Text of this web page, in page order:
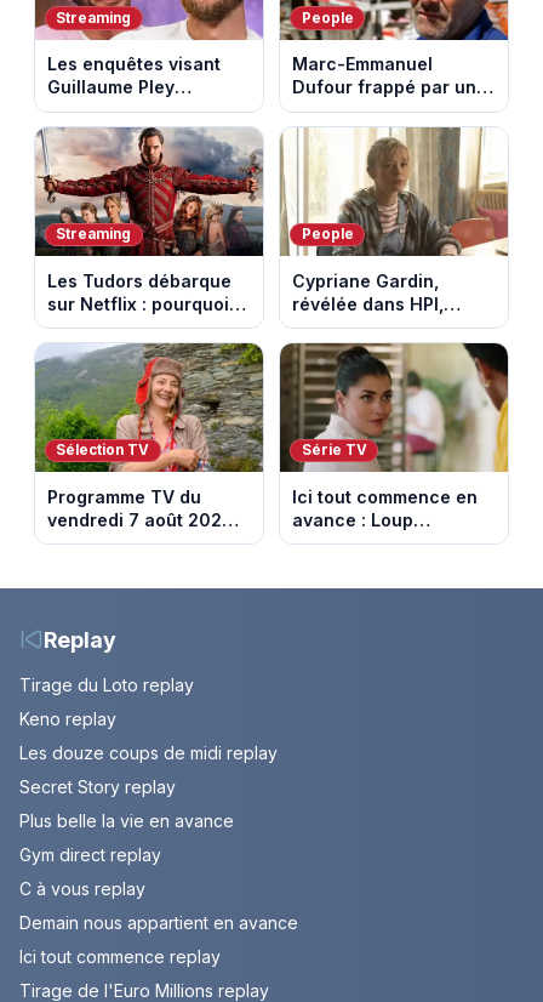
Streaming
Les enquêtes visant
Guillaume Pley
poussent Ragnar Le
Breton à quitter la
tournée Legend
People
Marc-Emmanuel
Dufour frappé par un
terrible incendie : son
chalet part en fumée
Streaming
Les Tudors débarque
sur Netflix : pourquoi la
série n’a rien perdu de
son pouvoir
People
Cypriane Gardin,
révélée dans HPI,
lance une cagnotte
après des difficultés
financières
Sélection TV
Programme TV du
vendredi 7 août 2026 :
notre sélection pour
Série TV
Ici tout commence en
avance : Loup
découvre la trahison
10 août 2026 (spoiler)
Replay
Tirage du Loto replay
Keno replay
Les douze coups de midi replay
Secret Story replay
Plus belle la vie en avance
Gym direct replay
C à vous replay
Demain nous appartient en avance
Ici tout commence replay
Tirage de l'Euro Millions replay